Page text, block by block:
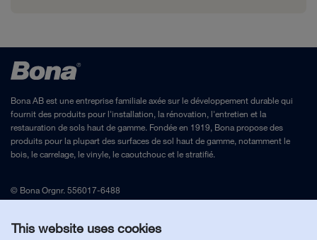
This website uses cookies
Bona AB est une entreprise familiale axée sur le développement durable qui
fournit des produits pour l'installation, la rénovation, l'entretien et la
restauration de sols haut de gamme. Fondée en 1919, Bona propose des
produits pour la plupart des surfaces de sol haut de gamme, notamment le
bois, le carrelage, le vinyle, le caoutchouc et le stratifié.
© Bona Orgnr. 556017-6488
Mentions légalesandPolitique de confidentialité